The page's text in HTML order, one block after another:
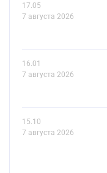
17.05
7 августа 2026
16.01
7 августа 2026
15.10
7 августа 2026